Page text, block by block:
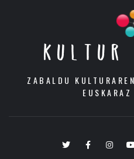
KULTUR
ZABALDU
TwitterFacebook